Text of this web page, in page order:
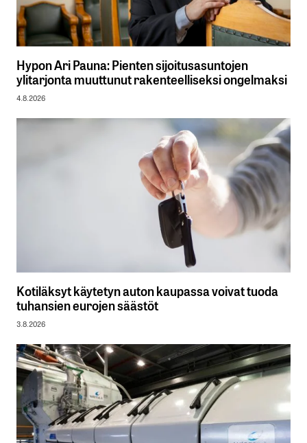
Hypon Ari Pauna: Pienten sijoitusasuntojen
ylitarjonta muuttunut rakenteelliseksi ongelmaksi
4.8.2026
Kotiläksyt käytetyn auton kaupassa voivat tuoda
tuhansien eurojen säästöt
3.8.2026